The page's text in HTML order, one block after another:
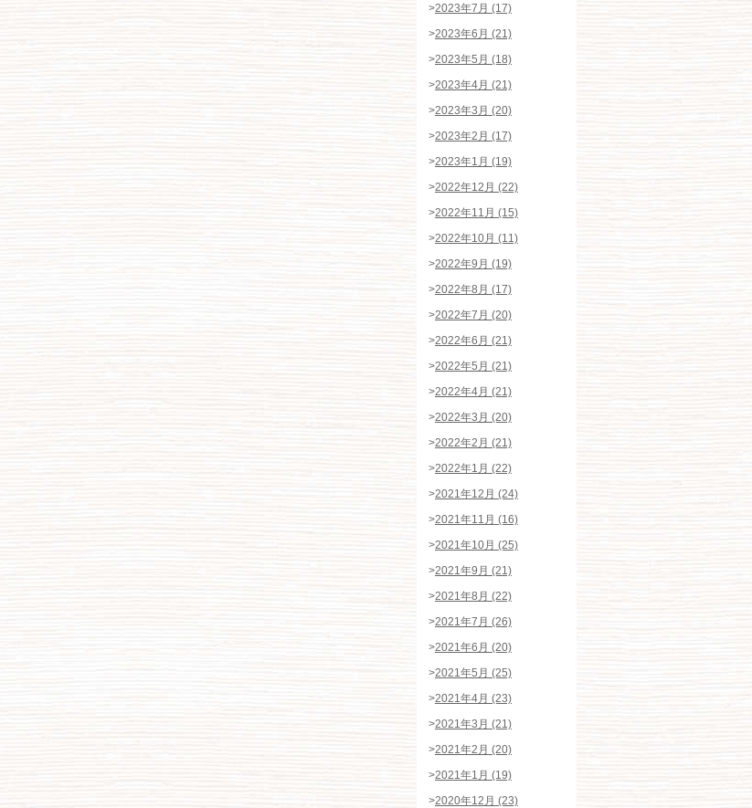
>2023年7月 (17)
>2023年6月 (21)
>2023年5月 (18)
>2023年4月 (21)
>2023年3月 (20)
>2023年2月 (17)
>2023年1月 (19)
>2022年12月 (22)
>2022年11月 (15)
>2022年10月 (11)
>2022年9月 (19)
>2022年8月 (17)
>2022年7月 (20)
>2022年6月 (21)
>2022年5月 (21)
>2022年4月 (21)
>2022年3月 (20)
>2022年2月 (21)
>2022年1月 (22)
>2021年12月 (24)
>2021年11月 (16)
>2021年10月 (25)
>2021年9月 (21)
>2021年8月 (22)
>2021年7月 (26)
>2021年6月 (20)
>2021年5月 (25)
>2021年4月 (23)
>2021年3月 (21)
>2021年2月 (20)
>2021年1月 (19)
>2020年12月 (23)